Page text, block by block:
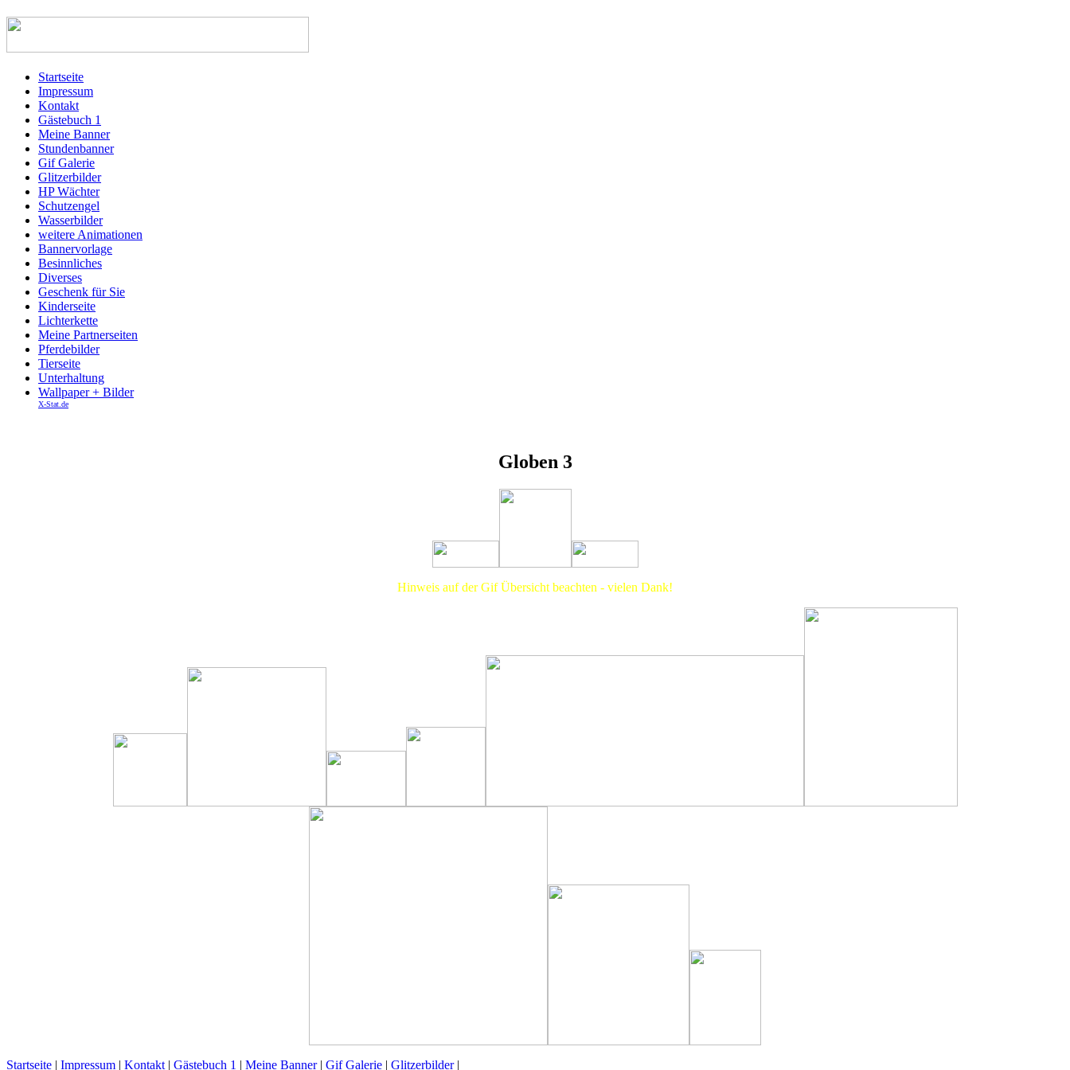
Startseite
Impressum
Kontakt
Gästebuch 1
Meine Banner
Stundenbanner
Gif Galerie
Glitzerbilder
HP Wächter
Schutzengel
Wasserbilder
weitere Animationen
Bannervorlage
Besinnliches
Diverses
Geschenk für Sie
Kinderseite
Lichterkette
Meine Partnerseiten
Pferdebilder
Tierseite
Unterhaltung
Wallpaper + Bilder
X-Stat.de
Globen 3
Hinweis auf der Gif Übersicht beachten - vielen Dank!
Startseite | Impressum | Kontakt | Gästebuch 1 | Meine Banner| Gif Galerie | Glitzerbilder|